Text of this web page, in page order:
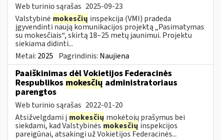
Web turinio sąrašas 2025-09-23
Valstybinė mokesčių inspekcija (VMI) pradeda
įgyvendinti naują komunikacijos projektą „Pasimatymas
su mokesčiais“, skirtą 18–25 metų jaunimui. Projektu
siekiama didinti...
Metai: 2025 Pagrindinis: Naujiena
Paaiškinimas dėl Vokietijos Federacinės
Respublikos mokesčių administratoriaus
parengtos
Web turinio sąrašas 2022-01-20
Atsižvelgdami į mokesčių mokėtojų prašymus bei
siekdami, kad Valstybinėsmokesčių inspekcijos
pareigūnai, atsakingi už Vokietijos Federacinės...